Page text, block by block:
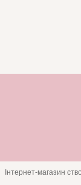
Інтернет-магазин